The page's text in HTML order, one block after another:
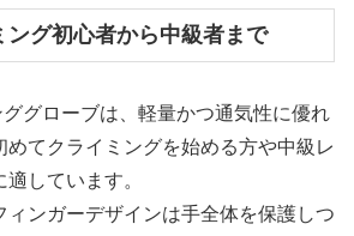
ング初心者から中級者まで
ググローブは、軽量かつ通気性に優れ
めてクライミングを始める方や中級レ
しています。
ィンガーデザインは手全体を保護しつ